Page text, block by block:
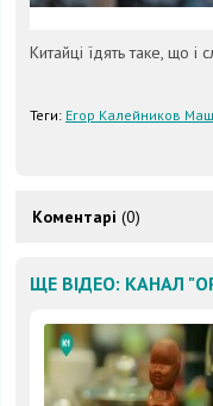
Китайці їдять таке, що
Теги: Егор Калейников
Коментарі (0)
ЩЕ ВІДЕО: КАНАЛ